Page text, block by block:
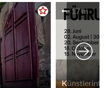
17 m